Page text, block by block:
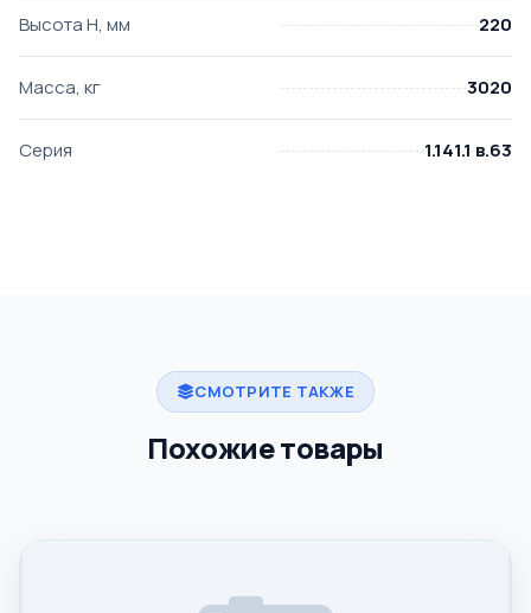
Высота H, мм 220
Масса, кг 3020
Серия 1.141.1 в.63
СМОТРИТЕ ТАКЖЕ
Похожие товары